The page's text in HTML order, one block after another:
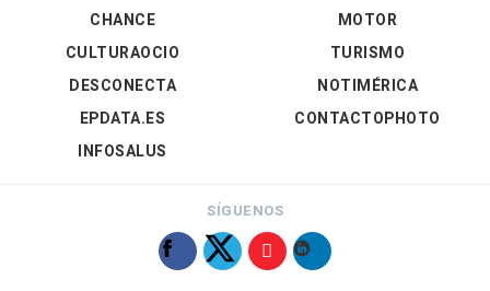
CHANCE
CULTURAOCIO
DESCONECTA
EPDATA.ES
INFOSALUS
MOTOR
TURISMO
NOTIMÉRICA
CONTACTOPHOTO
SÍGUENOS